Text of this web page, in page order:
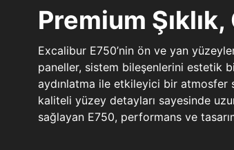
Premium
Excalibur E750’nin ön ve yan
paneller, sistem bileşenlerini estetik
aydınlatma ile etkileyici bir atmosfer
kaliteli yüzey detayları sayesinde
sağlayan E750, performans ve